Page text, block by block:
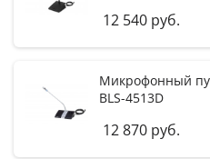
12 540 руб.
Микрофонный
BLS-4513D
12 870 руб.